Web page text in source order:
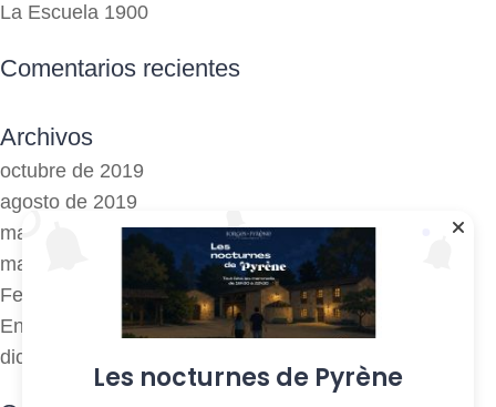
La Escuela 1900
Comentarios recientes
Archivos
octubre de 2019
agosto de 2019
mayo de 2019
marzo de 2018
Febrero de 2018
Enero de 2017
diciembre de 2016
Les nocturnes de Pyrène